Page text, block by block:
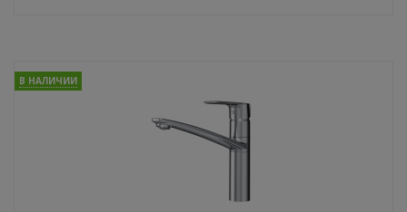
В НАЛИЧИИ